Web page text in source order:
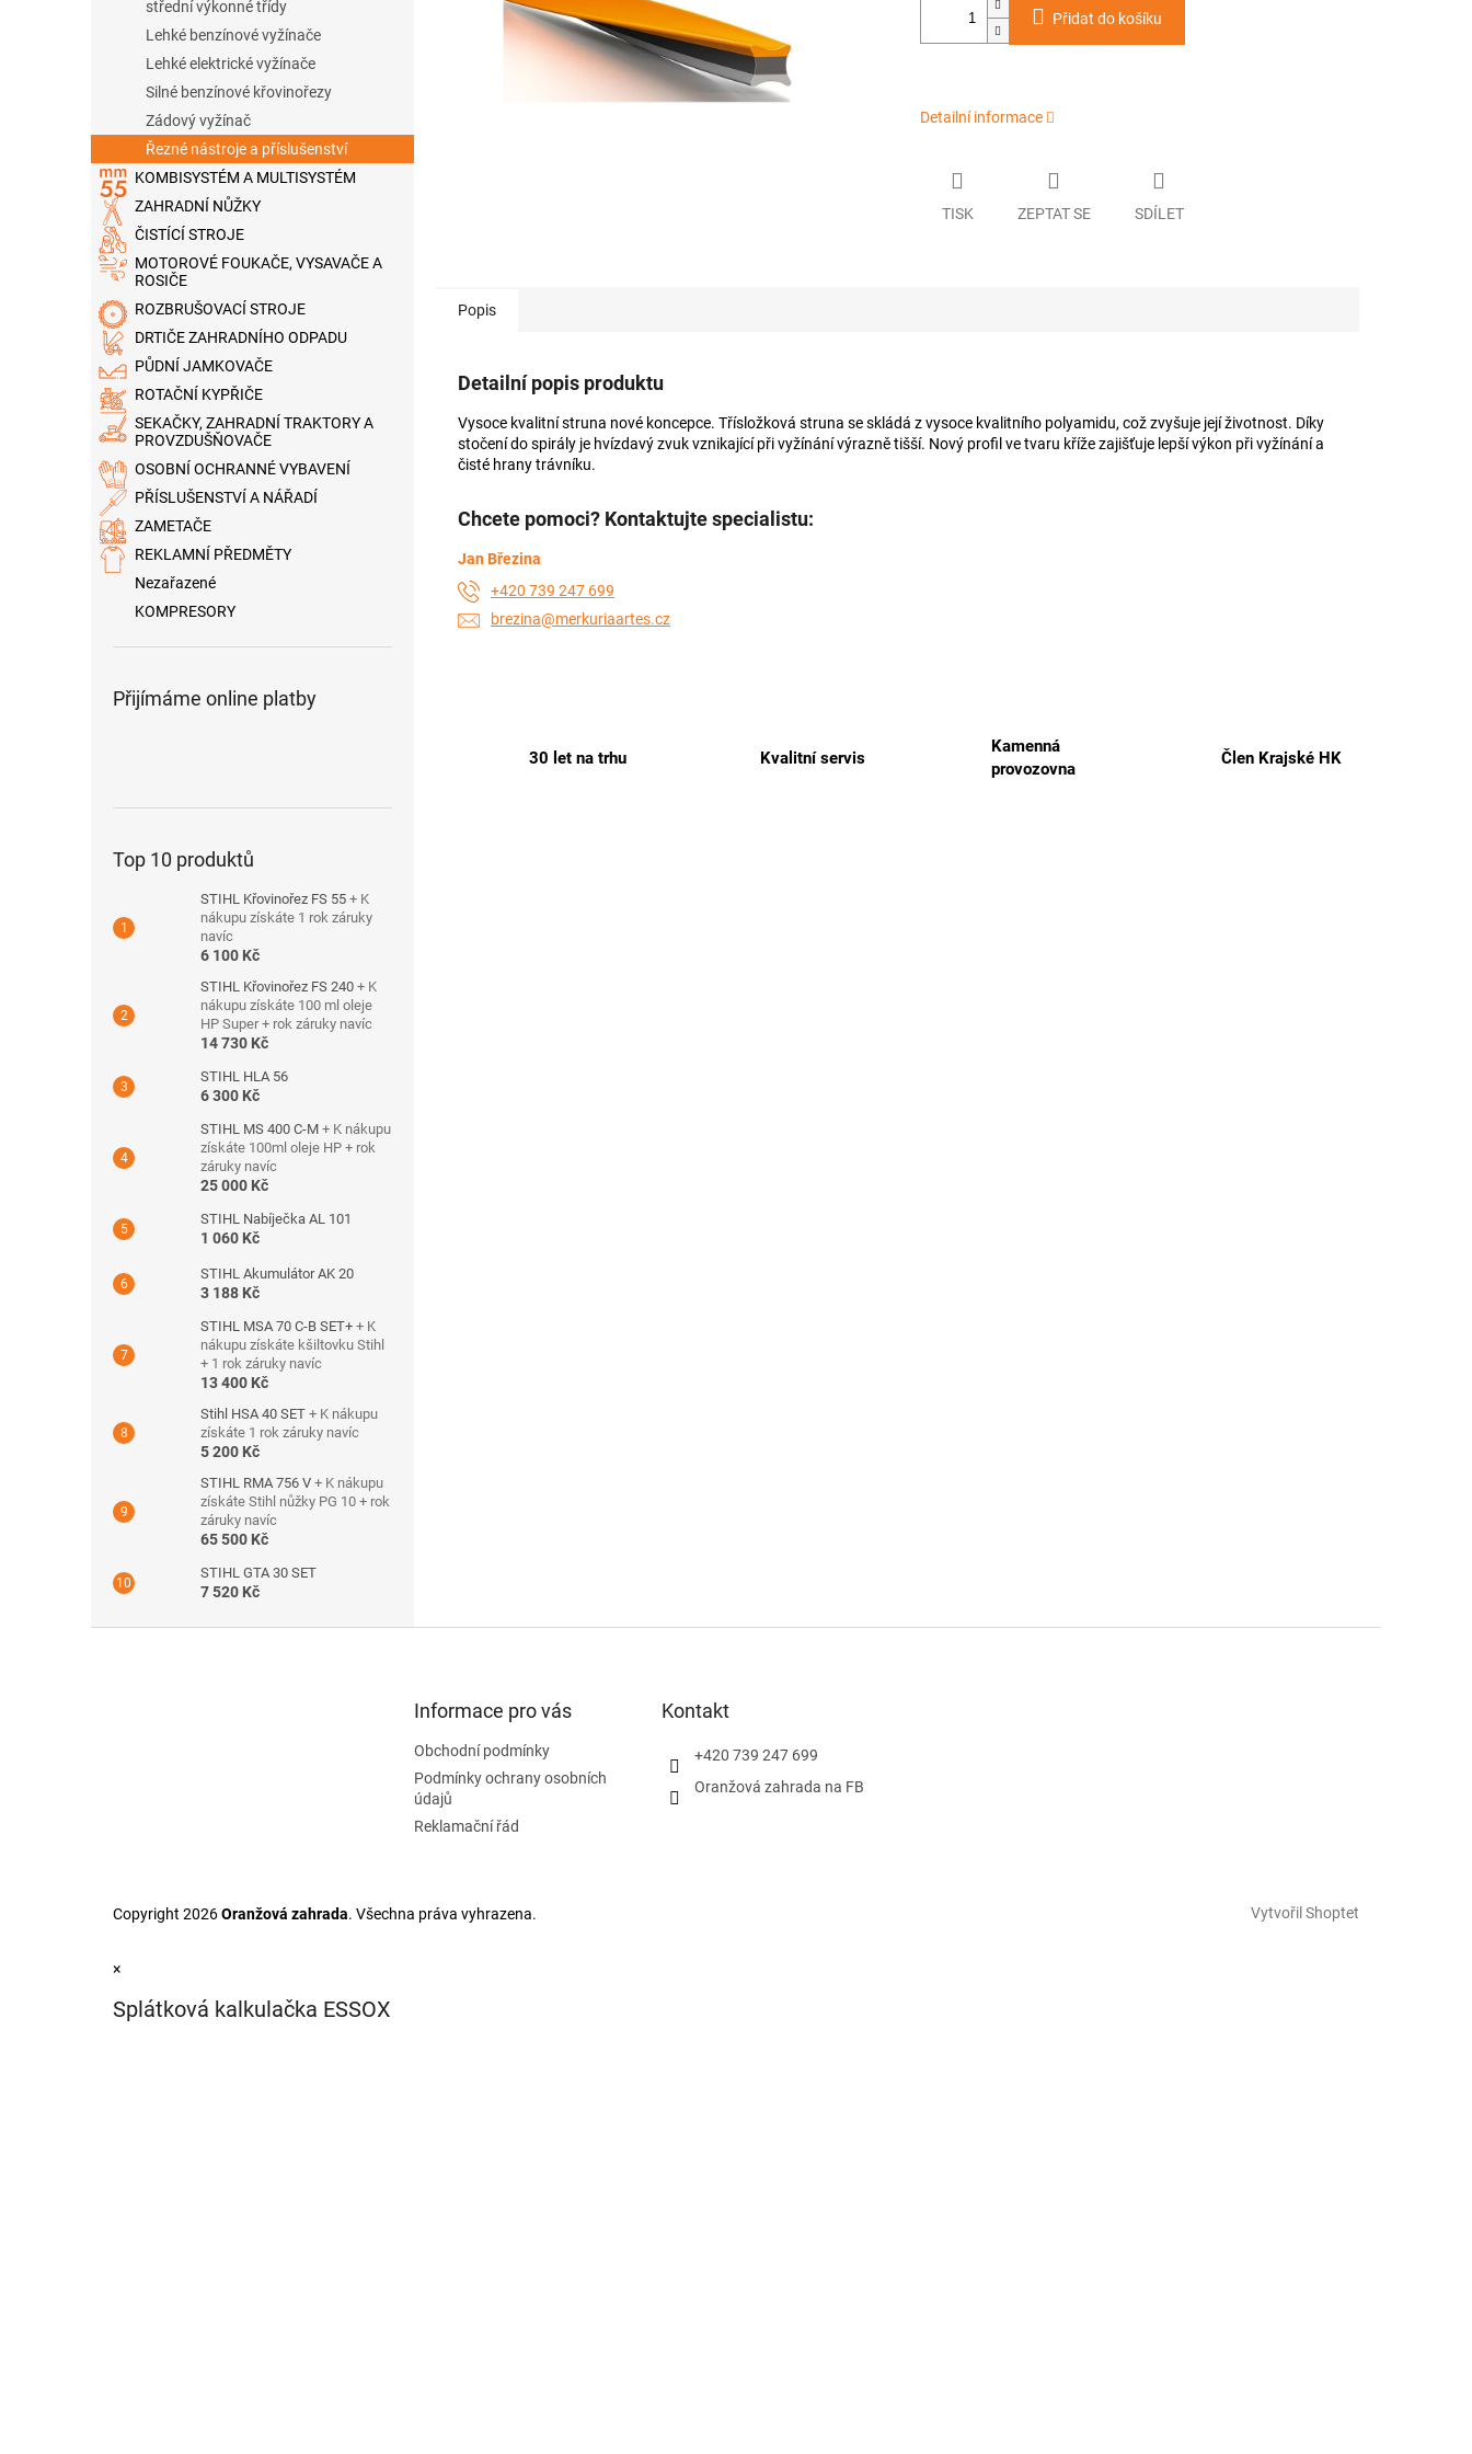
střední výkonné třídy
Lehké benzínové vyžínače
Lehké elektrické vyžínače
Silné benzínové křovinořezy
Zádový vyžínač
Řezné nástroje a příslušenství
KOMBISYSTÉM A MULTISYSTÉM
ZAHRADNÍ NŮŽKY
ČISTÍCÍ STROJE
MOTOROVÉ FOUKAČE, VYSAVAČE A
ROSIČE
ROZBRUŠOVACÍ STROJE
DRTIČE ZAHRADNÍHO ODPADU
PŮDNÍ JAMKOVAČE
ROTAČNÍ KYPŘIČE
SEKAČKY, ZAHRADNÍ TRAKTORY A
PROVZDUŠŇOVAČE
OSOBNÍ OCHRANNÉ VYBAVENÍ
PŘÍSLUŠENSTVÍ A NÁŘADÍ
ZAMETAČE
REKLAMNÍ PŘEDMĚTY
Nezařazené
KOMPRESORY
Přijímáme online platby
Top 10 produktů
STIHL Křovinořez FS 55 + K
nákupu získáte 1 rok záruky
navíc
6 100 Kč
STIHL Křovinořez FS 240 + K
nákupu získáte 100 ml oleje
HP Super + rok záruky navíc
14 730 Kč
STIHL HLA 56
6 300 Kč
STIHL MS 400 C-M + K nákupu
získáte 100ml oleje HP + rok
záruky navíc
25 000 Kč
STIHL Nabíječka AL 101
1 060 Kč
STIHL Akumulátor AK 20
3 188 Kč
STIHL MSA 70 C-B SET+ + K
nákupu získáte kšiltovku Stihl
+ 1 rok záruky navíc
13 400 Kč
Stihl HSA 40 SET + K nákupu
získáte 1 rok záruky navíc
5 200 Kč
STIHL RMA 756 V + K nákupu
získáte Stihl nůžky PG 10 + rok
záruky navíc
65 500 Kč
STIHL GTA 30 SET
7 520 Kč
Přidat do košíku
Detailní informace
TISK ZEPTAT SE SDÍLET
30 let na trhu Kvalitní servis
Kamenná
provozovna
Člen Krajské HK
Popis
Detailní popis produktu
Vysoce kvalitní struna nové koncepce. Třísložková struna se skládá z vysoce kvalitního polyamidu, což zvyšuje její životnost. Díky
stočení do spirály je hvízdavý zvuk vznikající při vyžínání výrazně tišší. Nový profil ve tvaru kříže zajišťuje lepší výkon při vyžínání a
čisté hrany trávníku.
Chcete pomoci? Kontaktujte specialistu:
Jan Březina
+420 739 247 699
brezina@merkuriaartes.cz
Informace pro vás
Obchodní podmínky
Podmínky ochrany osobních
údajů
Reklamační řád
Kontakt
+420 739 247 699
Oranžová zahrada na FB
Vytvořil Shoptet
Copyright 2026Oranžová zahrada. Všechna práva vyhrazena.
×
Splátková kalkulačka ESSOX